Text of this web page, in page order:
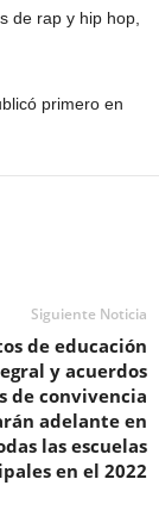
de rap y hip hop,
primero en
Siguiente Noticia
de educación
y acuerdos
de convivencia
adelante en
las escuelas
en el 2022